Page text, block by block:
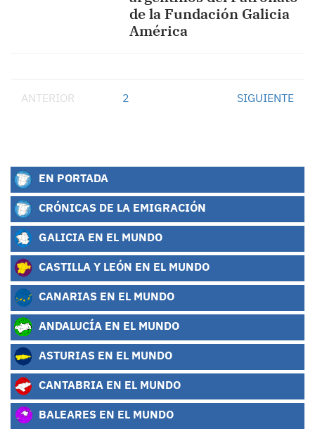
de la Fundación Galicia
América
ANTERIOR 2 SIGUIENTE
EN PORTADA
CRÓNICAS DE LA EMIGRACIÓN
GALICIA EN EL MUNDO
CASTILLA Y LEÓN EN EL MUNDO
CANARIAS EN EL MUNDO
ANDALUCÍA EN EL MUNDO
ASTURIAS EN EL MUNDO
CANTABRIA EN EL MUNDO
BALEARES EN EL MUNDO